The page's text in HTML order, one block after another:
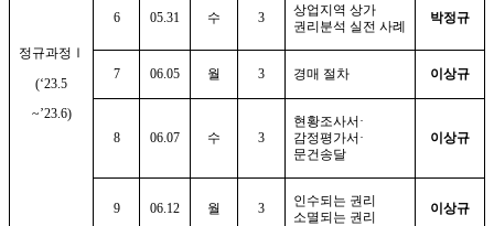
정규과정 Ⅰ
(‘23.5
~’23.6)
6 05.31 수 3
상업지역 상가
권리분석 실전 사례
박정규
7 06.05 월 3 경매 절차 이상규
8 06.07 수 3
현황조사서·
감정평가서·
문건송달
이상규
9 06.12 월 3
인수되는 권리
소멸되는 권리
이상규